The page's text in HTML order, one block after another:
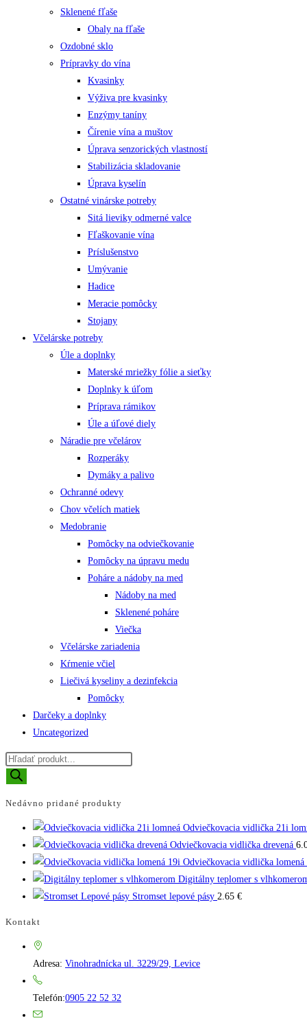
Sklenené fľaše
Obaly na fľaše
Ozdobné sklo
Prípravky do vína
Kvasinky
Výživa pre kvasinky
Enzýmy taníny
Čírenie vína a muštov
Úprava senzorických vlastností
Stabilizácia skladovanie
Úprava kyselín
Ostatné vinárske potreby
Sitá lieviky odmerné valce
Fľaškovanie vína
Príslušenstvo
Umývanie
Hadice
Meracie pomôcky
Stojany
Včelárske potreby
Úle a doplnky
Materské mriežky fólie a sieťky
Doplnky k úľom
Príprava rámikov
Úle a úľové diely
Náradie pre včelárov
Rozperáky
Dymáky a palivo
Ochranné odevy
Chov včelích matiek
Medobranie
Pomôcky na odviečkovanie
Pomôcky na úpravu medu
Poháre a nádoby na med
Nádoby na med
Sklenené poháre
Viečka
Včelárske zariadenia
Kŕmenie včiel
Liečivá kyseliny a dezinfekcia
Pomôcky
Darčeky a doplnky
Uncategorized
Products
search
Nedávno pridané produkty
Odviečkovacia vidlička 21i
Odviečkovacia vidlička drevená
Odviečkovacia vidlička lomená
Digitálny teplomer s
Stromset lepové pásy 2.65 €
Kontakt
Adresa: Vinohradnícka ul. 3229/29, Levice
Telefón:0905 22 52 32